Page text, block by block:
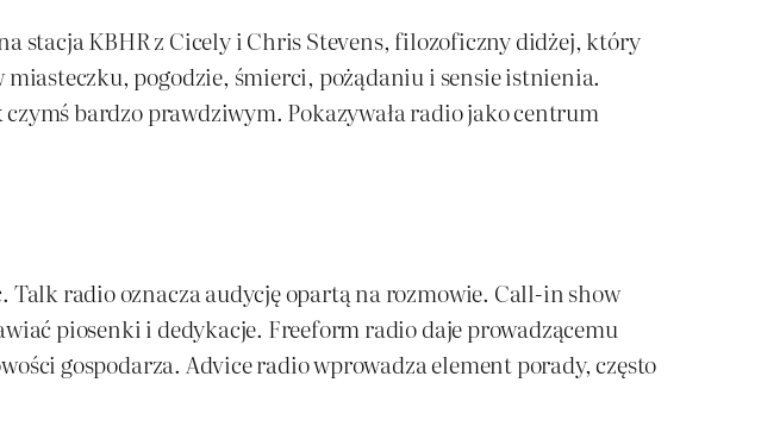
stacja KBHR z Cicely i Chris Stevens, filozoficzny didżej, który
pogodzie, śmierci, pożądaniu i sensie istnienia.
bardzo prawdziwym. Pokazywała radio jako centrum
radio oznacza audycję opartą na rozmowie. Call-in show
piosenki i dedykacje. Freeform radio daje prowadzącemu
gospodarza. Advice radio wprowadza element porady, często